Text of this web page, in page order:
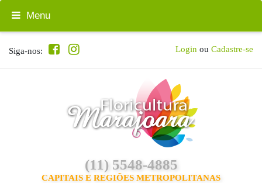
Siga-nos: Login ou Cadastre-se
(11) 5548-4885
CAPITAIS E REGIÕES METROPOLITANAS
Menu